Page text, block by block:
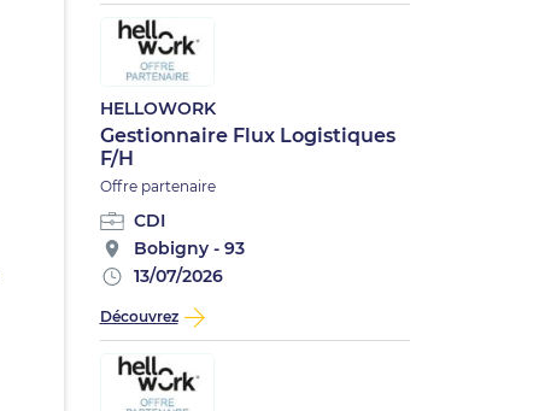
HELLOWORK
Gestionnaire Flux Logistiques
F/H
Offre partenaire
CDI
Bobigny - 93
13/07/2026
Découvrez